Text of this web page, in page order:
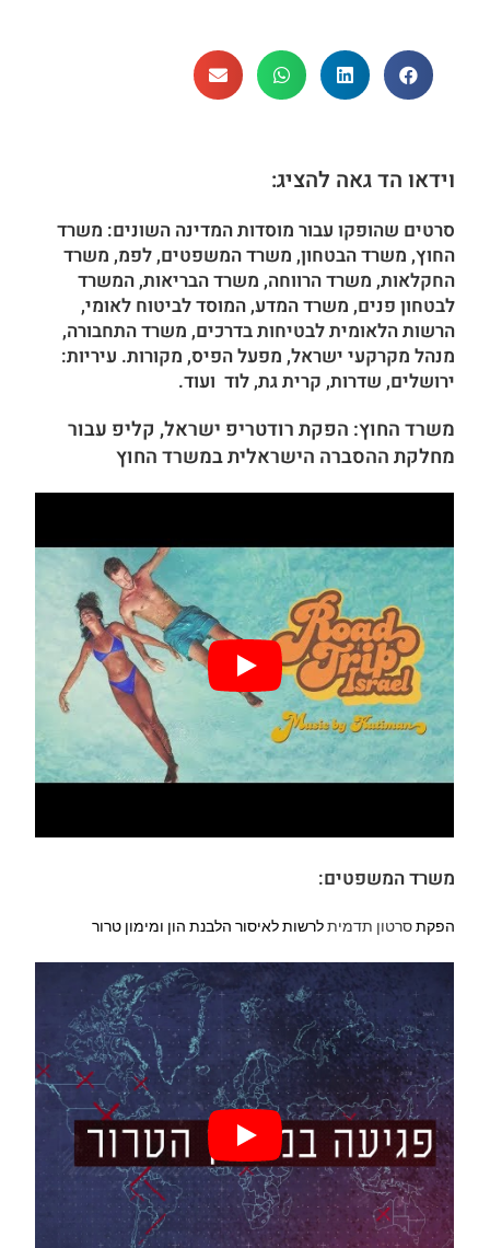
וידאו הד גאה להציג:
סרטים שהופקו עבור מוסדות המדינה השונים: משרד
החוץ, משרד הבטחון, משרד המשפטים, לפמ, משרד
החקלאות, משרד הרווחה, משרד הבריאות, המשרד
לבטחון פנים, משרד המדע, המוסד לביטוח לאומי,
הרשות הלאומית לבטיחות בדרכים, משרד התחבורה,
מנהל מקרקעי ישראל, מפעל הפיס, מקורות. עיריות:
ירושלים, שדרות, קרית גת, לוד ועוד.
משרד החוץ: הפקת רודטריפ ישראל, קליפ עבור
מחלקת ההסברה הישראלית במשרד החוץ
משרד המשפטים:
הפקתסרטון תדמיתלרשות לאיסור הלבנת הון ומימון טרור